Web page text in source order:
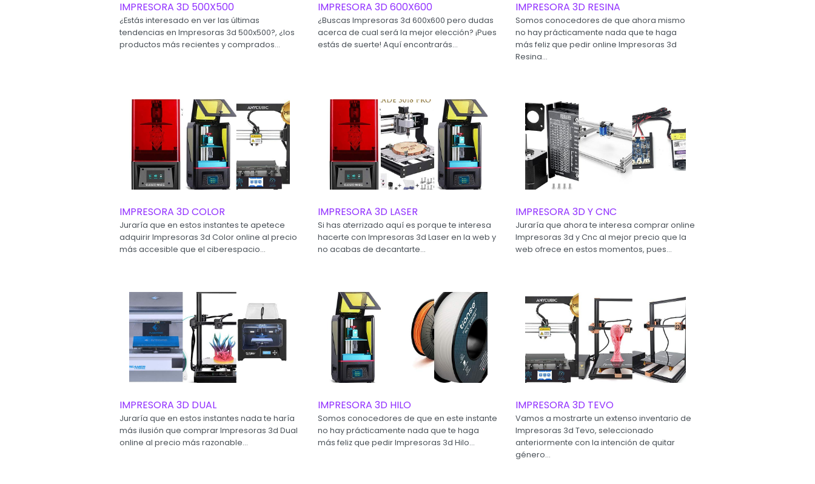
IMPRESORA 3D 500X500
¿Estás interesado en ver las últimas
tendencias en Impresoras 3d 500x500?, ¿los
productos más recientes y comprados...
IMPRESORA 3D 600X600
¿Buscas Impresoras 3d 600x600 pero dudas
acerca de cual será la mejor elección? ¡Pues
estás de suerte! Aquí encontrarás...
IMPRESORA 3D RESINA
Somos conocedores de que ahora mismo
no hay prácticamente nada que te haga
más feliz que pedir online Impresoras 3d
Resina...
IMPRESORA 3D COLOR
Juraría que en estos instantes te apetece
adquirir Impresoras 3d Color online al precio
más accesible que el ciberespacio...
IMPRESORA 3D LASER
Si has aterrizado aquí es porque te interesa
hacerte con Impresoras 3d Laser en la web y
no acabas de decantarte...
IMPRESORA 3D Y CNC
Juraría que ahora te interesa comprar online
Impresoras 3d y Cnc al mejor precio que la
web ofrece en estos momentos, pues...
IMPRESORA 3D DUAL
Juraría que en estos instantes nada te haría
más ilusión que comprar Impresoras 3d Dual
online al precio más razonable...
IMPRESORA 3D HILO
Somos conocedores de que en este instante
no hay prácticamente nada que te haga
más feliz que pedir Impresoras 3d Hilo...
IMPRESORA 3D TEVO
Vamos a mostrarte un extenso inventario de
Impresoras 3d Tevo, seleccionado
anteriormente con la intención de quitar
género...